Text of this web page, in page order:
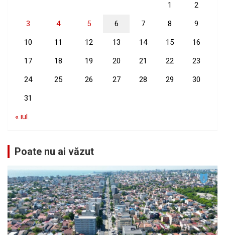
1 2
3 4 5 6 7 8 9
10 11 12 13 14 15 16
17 18 19 20 21 22 23
24 25 26 27 28 29 30
31
« iul.
Poate nu ai văzut